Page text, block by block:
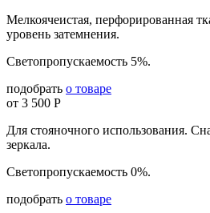
Мелкоячеистая, перфорированная
уровень затемнения.
Светопропускаемость 5%.
подобрать о товаре
от 3 500 Р
Для стояночного использования.
зеркала.
Светопропускаемость 0%.
подобрать о товаре